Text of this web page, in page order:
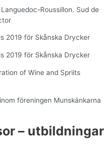
Roussillon. Sud de
2019 för Skånska Drycker
2019 för Skånska Drycker
of Wine and Spriits
föreningen Munskänkarna
– utbildningar